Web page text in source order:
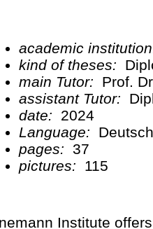
academic
kind of theses:
main Tutor:
Prof.
assistant Tutor:
date:
2024
Language: Deutsch
pages: 37
pictures:
115
Institute